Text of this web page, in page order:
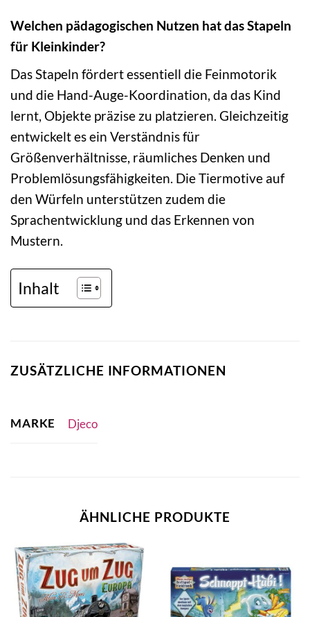
Welchen pädagogischen Nutzen hat das Stapeln
für Kleinkinder?
Das Stapeln fördert essentiell die Feinmotorik
und die Hand-Auge-Koordination, da das Kind
lernt, Objekte präzise zu platzieren. Gleichzeitig
entwickelt es ein Verständnis für
Größenverhältnisse, räumliches Denken und
Problemlösungsfähigkeiten. Die Tiermotive auf
den Würfeln unterstützen zudem die
Sprachentwicklung und das Erkennen von
Mustern.
Inhalt
ZUSÄTZLICHE INFORMATIONEN
MARKE Djeco
ÄHNLICHE PRODUKTE